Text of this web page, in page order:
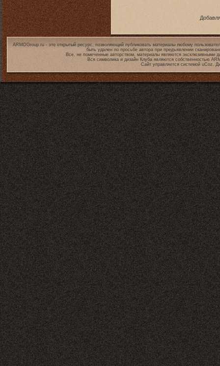
ARMDGroup.ru - это открытый ресурс, позволяющий публиковать материалы любому
быть удален по просьбе автора при предъявлении
Все, не помеченные авторством, материалы являются эксклюзивными
Вся символика и дизайн Клуба являются собственностью
Сайт управляется системой uCoz.